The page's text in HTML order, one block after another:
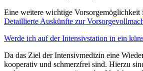
Eine weitere wichtige Vorsorgemöglichkeit
Detaillierte Auskünfte zur
Werde ich auf der Intensivstation in ein
Da das Ziel der Intensivmedizin eine
kooperativ und schmerzfrei sind. Hierzu